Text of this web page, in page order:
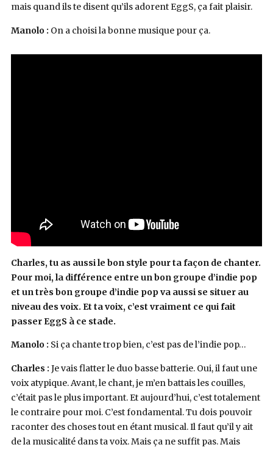
mais quand ils te disent qu’ils adorent EggS, ça fait plaisir.
Manolo : On a choisi la bonne musique pour ça.
Charles, tu as aussi le bon style pour ta façon de chanter.
Pour moi, la différence entre un bon groupe d’indie pop
et un très bon groupe d’indie pop va aussi se situer au
niveau des voix. Et ta voix, c’est vraiment ce qui fait
passer EggS à ce stade.
Manolo : Si ça chante trop bien, c’est pas de l’indie pop…
Charles : Je vais flatter le duo basse batterie. Oui, il faut une
voix atypique. Avant, le chant, je m’en battais les couilles,
c’était pas le plus important. Et aujourd’hui, c’est totalement
le contraire pour moi. C’est fondamental. Tu dois pouvoir
raconter des choses tout en étant musical. Il faut qu’il y ait
de la musicalité dans ta voix. Mais ça ne suffit pas. Mais